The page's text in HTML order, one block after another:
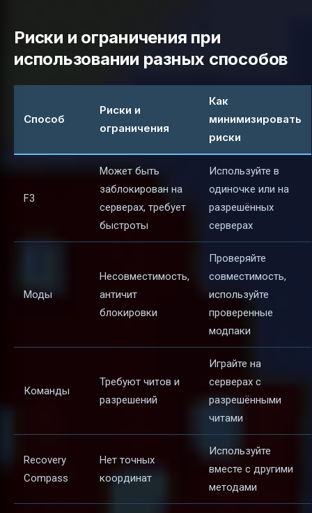
Риски и ограничения при
использовании разных способов
Способ
Риски и
ограничения
Как
минимизировать
риски
F3
Может быть
заблокирован на
серверах, требует
быстроты
Используйте в
одиночке или на
разрешённых
серверах
Моды
Несовместимость,
античит
блокировки
Проверяйте
совместимость,
используйте
проверенные
модпаки
Команды
Требуют читов и
разрешений
Играйте на
серверах с
разрешёнными
читами
Recovery
Compass
Нет точных
координат
Используйте
вместе с другими
методами